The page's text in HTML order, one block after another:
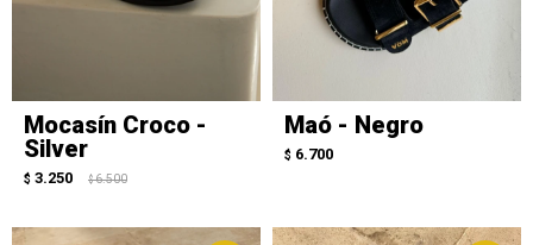
Mocasín Croco -
Silver
$ 3.250 $ 6.500
Maó - Negro
$ 6.700